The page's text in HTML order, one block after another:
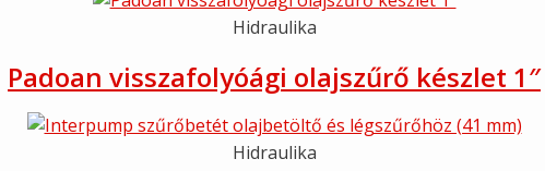
Hidraulika
Padoan visszafolyóági olajszűrő készlet 1″
Hidraulika